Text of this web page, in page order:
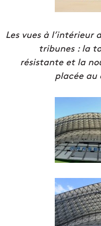
Les vues à l’intérieur
tribunes : la
résistante et la
placée au